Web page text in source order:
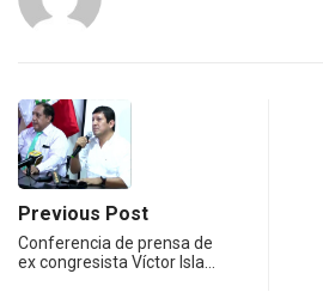
Previous Post
Conferencia de prensa de
ex congresista Víctor Isla…